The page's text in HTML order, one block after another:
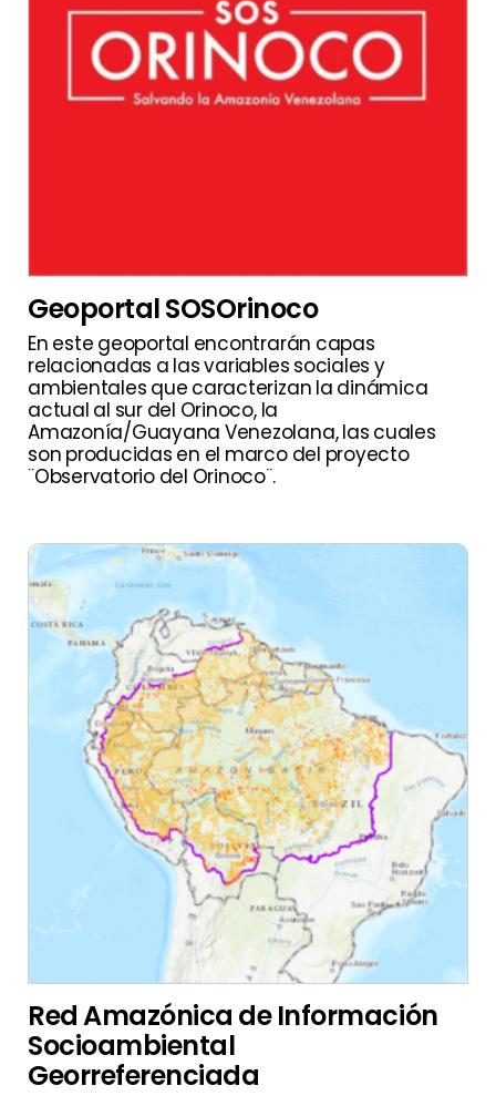
Geoportal SOSOrinoco
En este geoportal encontrarán capas
relacionadas a las variables sociales y
ambientales que caracterizan la dinámica
actual al sur del Orinoco, la
Amazonía/Guayana Venezolana, las cuales
son producidas en el marco del proyecto
¨Observatorio del Orinoco¨.
Red Amazónica de Información
Socioambiental
Georreferenciada